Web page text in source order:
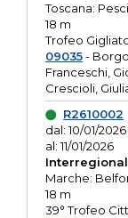
Toscana:
18 m
Trofeo
09035-
Franceschi,
Crescioli,
R2610002
dal: 10/01/2026
al: 11/01/2026
Marche:
18 m
39° Trofeo